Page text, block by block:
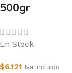
500gr
En Stock
$6.121 Iva Incluido